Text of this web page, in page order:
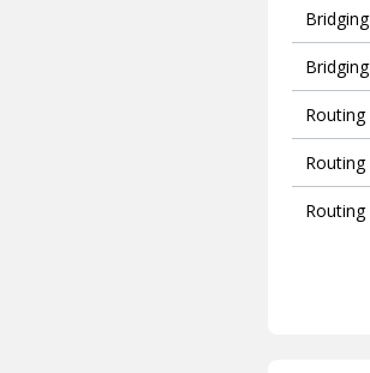
Bridging
Bridging
Routing
Routing
Routing